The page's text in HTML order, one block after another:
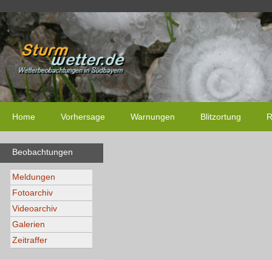
Home Vorhersage Warnungen Blitzortung
Beobachtungen
Meldungen
Fotoarchiv
Videoarchiv
Galerien
Zeitraffer